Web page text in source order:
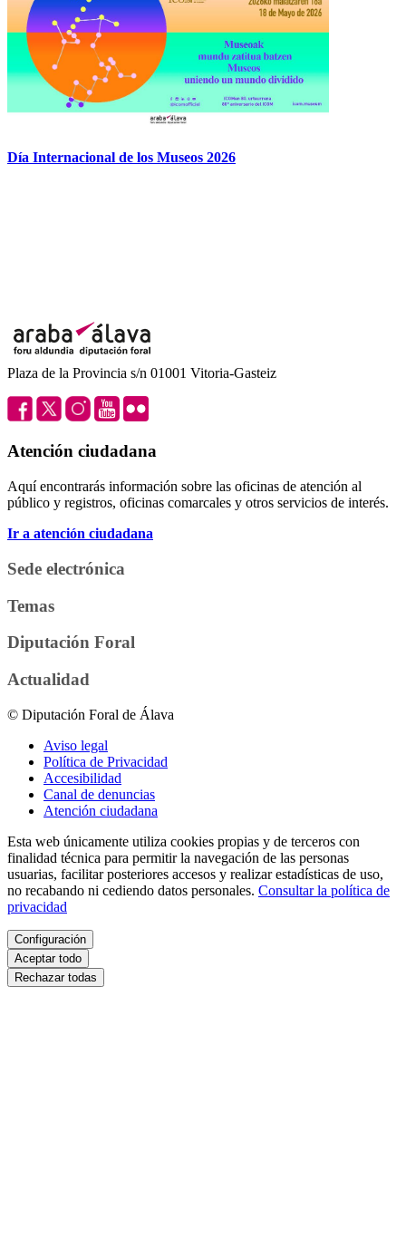
Día Internacional de los Museos 2026
Plaza de la Provincia s/n 01001 Vitoria-Gasteiz
Atención ciudadana
Aquí encontrarás información sobre las oficinas de atención al
público y registros, oficinas comarcales y otros servicios de interés.
Ir a atención ciudadana
Sede electrónica
Temas
Diputación Foral
Actualidad
© Diputación Foral de Álava
Aviso legal
Política de Privacidad
Accesibilidad
Canal de denuncias
Atención ciudadana
Esta web únicamente utiliza cookies propias y de terceros con
finalidad técnica para permitir la navegación de las personas
usuarias, facilitar posteriores accesos y realizar estadísticas de uso,
no recabando ni cediendo datos personales. Consultar la política de
privacidad
Configuración
Aceptar todo
Rechazar todas